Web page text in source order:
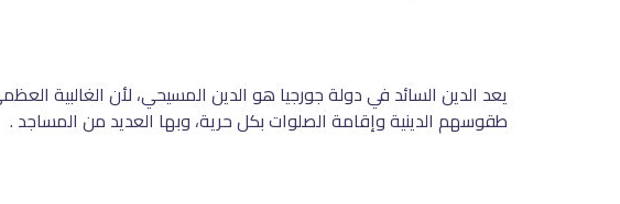
يعد الدين السائد في دولة جورجيا هو الدين المسيحي، لأن
طقوسهم الدينية وإقامة الصلوات بكل حرية، وبها العديد من المساجد .